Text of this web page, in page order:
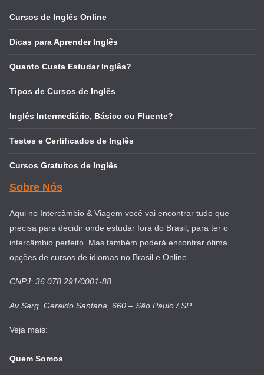
Cursos de Inglês Online
Dicas para Aprender Inglês
Quanto Custa Estudar Inglês?
Tipos de Cursos de Inglês
Inglês Intermediário, Básico ou Fluente?
Testes e Certificados de Inglês
Cursos Gratuitos de Inglês
Sobre Nós
Aqui no Intercâmbio & Viagem você vai encontrar tudo que
precisa para decidir onde estudar fora do Brasil, para ter o
intercâmbio perfeito. Mas também poderá encontrar ótima
opções de cursos de idiomas no Brasil e Online.
CNPJ: 36.078.291/0001-88
Av Sarg. Geraldo Santana, 660 – São Paulo / SP
Veja mais:
Quem Somos